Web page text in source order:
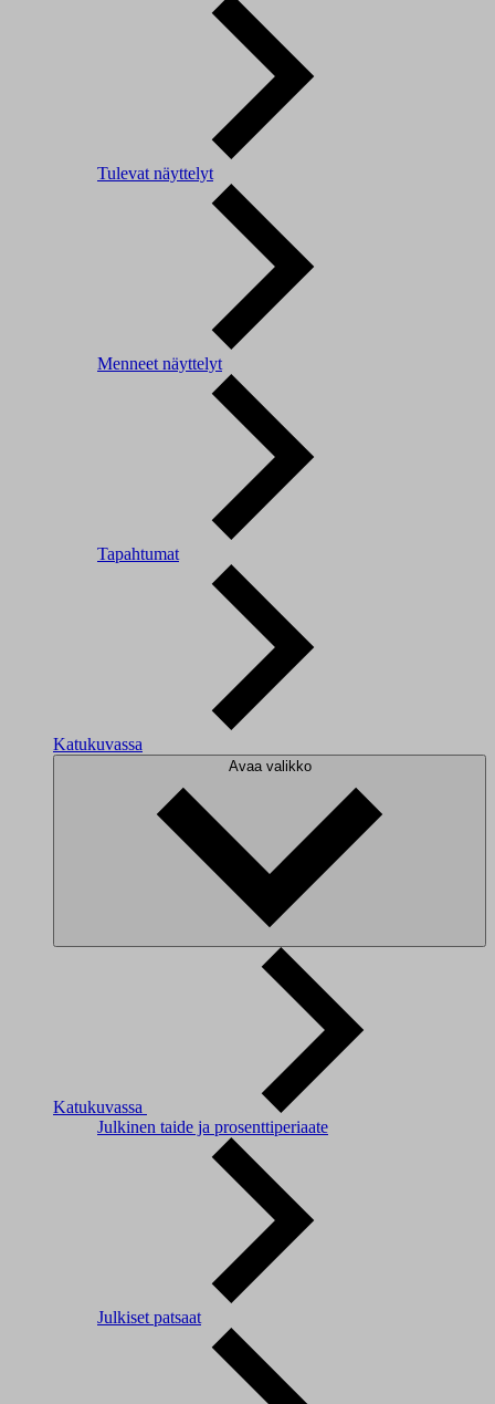
Tulevat näyttelyt
Menneet näyttelyt
Tapahtumat
Katukuvassa
Avaa valikko
Katukuvassa
Julkinen taide ja prosenttiperiaate
Julkiset patsaat